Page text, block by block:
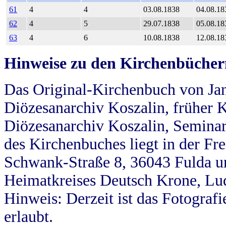
61
4 4 03.08.1838
62
4 5 29.07.1838
63
4 6 10.08.1838
Hinweise zu den
Das Original-Kirchenbuch von
Diözesanarchiv Koszalin, früher
Diözesanarchiv Koszalin,
des Kirchenbuches liegt in der
Schwank-Straße 8, 36043 Fulda
Heimatkreises Deutsch Krone,
Hinweis: Derzeit ist das
erlaubt.